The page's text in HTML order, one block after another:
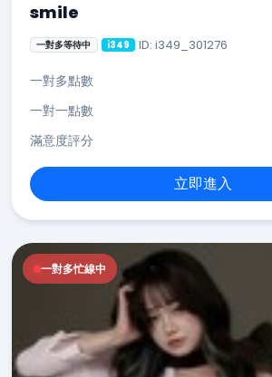
smile
一對多等待中 i349 ID: i349_301276
一對多點數
一對一點數
滿意度評分
立即進入
一對多忙線中